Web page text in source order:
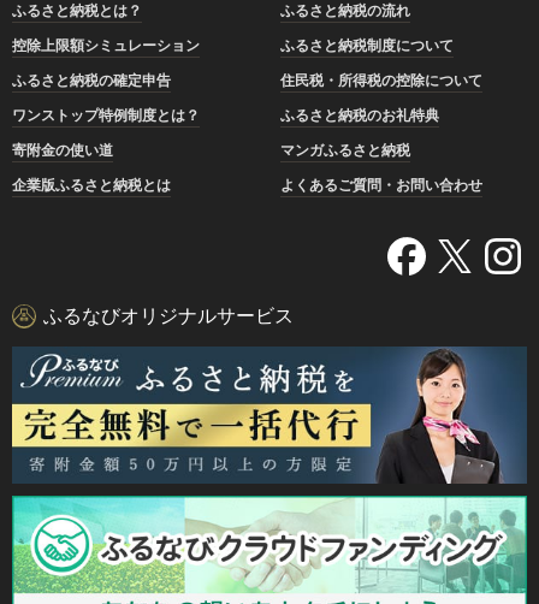
ふるさと納税とは？
ふるさと納税の流れ
控除上限額シミュレーション
ふるさと納税制度について
ふるさと納税の確定申告
住民税・所得税の控除について
ワンストップ特例制度とは？
ふるさと納税のお礼特典
寄附金の使い道
マンガふるさと納税
企業版ふるさと納税とは
よくあるご質問・お問い合わせ
ふるなびオリジナルサービス